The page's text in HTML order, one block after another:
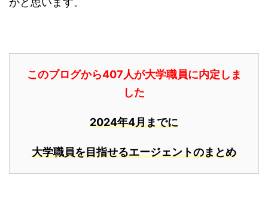
このブログから407人が大学職員に内定しま
した
2024年4月までに
大学職員を目指せるエージェントのまとめ